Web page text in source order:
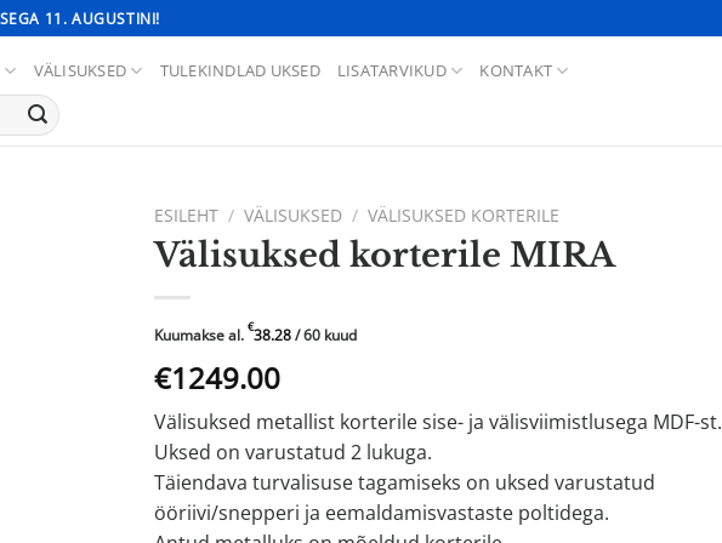
11. AUGUSTINI!
VÄLISUKSED TULEKINDLAD UKSED LISATARVIKUD KONTAKT
ESILEHT / VÄLISUKSED / VÄLISUKSED KORTERILE
Välisuksed korterile MIRA
Kuumakse al. €38.28/ 60 kuud
Algne
hind
oli:
€1999.00.
€1249.00Praegune
hind
on:
€1249.00.
Välisuksed metallist korterile sise- ja välisviimistlusega MDF-st.
Uksed on varustatud 2 lukuga.
Täiendava turvalisuse tagamiseks on uksed varustatud
ööriivi/snepperi ja eemaldamisvastaste poltidega.